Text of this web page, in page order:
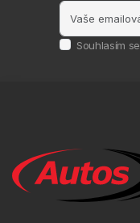
Souhlasím se